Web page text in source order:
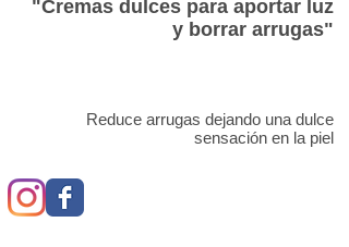
"Cremas dulces para aportar luz
y borrar arrugas"
Reduce arrugas dejando una dulce
sensación en la piel